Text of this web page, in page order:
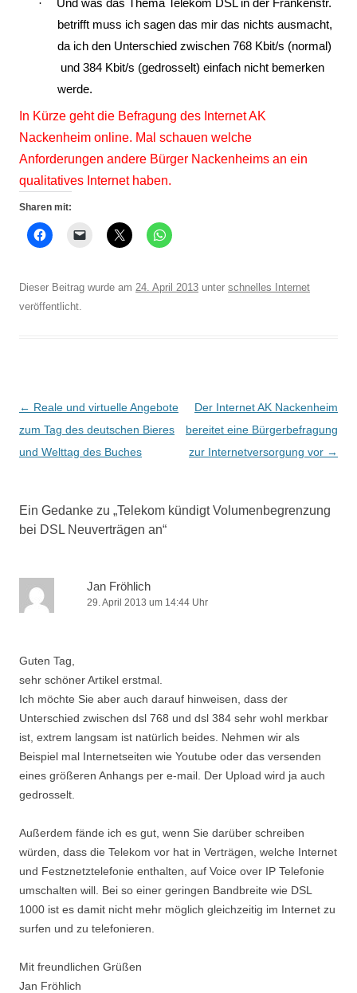
·
Und was das Thema Telekom DSL in der Frankenstr.
betrifft muss ich sagen das mir das nichts ausmacht,
da ich den Unterschied zwischen 768 Kbit/s (normal)
und 384 Kbit/s (gedrosselt) einfach nicht bemerken
werde.
In Kürze geht die Befragung des Internet AK
Nackenheim online. Mal schauen welche
Anforderungen andere Bürger Nackenheims an ein
qualitatives Internet haben.
Sharen mit:
Dieser Beitrag wurde am 24. April 2013 unter schnelles Internet
veröffentlicht.
Beitrags-
Navigation
← Reale und virtuelle Angebote
zum Tag des deutschen Bieres
und Welttag des Buches
Der Internet AK Nackenheim
bereitet eine Bürgerbefragung
zur Internetversorgung vor →
Ein Gedanke zu „Telekom kündigt Volumenbegrenzung
bei DSL Neuverträgen an“
Jan Fröhlich
29. April 2013 um 14:44 Uhr
Guten Tag,
sehr schöner Artikel erstmal.
Ich möchte Sie aber auch darauf hinweisen, dass der
Unterschied zwischen dsl 768 und dsl 384 sehr wohl merkbar
ist, extrem langsam ist natürlich beides. Nehmen wir als
Beispiel mal Internetseiten wie Youtube oder das versenden
eines größeren Anhangs per e-mail. Der Upload wird ja auch
gedrosselt.
Außerdem fände ich es gut, wenn Sie darüber schreiben
würden, dass die Telekom vor hat in Verträgen, welche Internet
und Festznetztelefonie enthalten, auf Voice over IP Telefonie
umschalten will. Bei so einer geringen Bandbreite wie DSL
1000 ist es damit nicht mehr möglich gleichzeitig im Internet zu
surfen und zu telefonieren.
Mit freundlichen Grüßen
Jan Fröhlich